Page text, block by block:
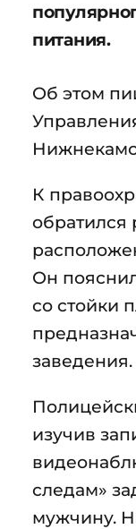
питания.
Об этом
К
обратился
Он
со стойки
заведения.
изучив
следам»
мужчину.